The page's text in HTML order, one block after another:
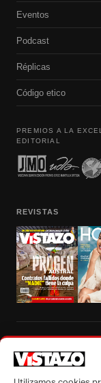
Eventos
Podcast
Réplicas
Código etico
PREMIOS A LA
EDITORIAL
REVISTAS
autorización escrita de